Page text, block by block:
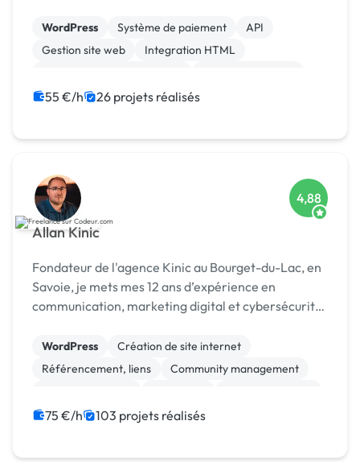
WordPress Système de paiement
API
Gestion site web
Integration HTML
Site E-commerce
CMS CSS, HTML, XML
55 €/h 26 projets réalisés
Allan Kinic
4,88
Fondateur de l'agence Kinic au Bourget-du-Lac, en
Savoie, je mets mes 12 ans d’expérience en
communication, marketing digital et cybersécurité
le secteur du sport, je conçois des stratégies de
mar...
WordPress
Création de site internet
Référencement, liens
Community management
Logo
Bannière Gestion site web
75 €/h 103 projets réalisés